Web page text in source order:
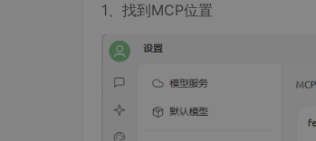
1、找到MCP位置